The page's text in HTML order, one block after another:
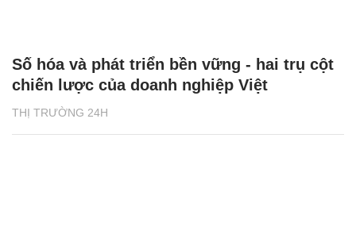
THỊ TRƯỜNG 24H
Số hóa và phát triển bền vững - hai trụ cột
chiến lược của doanh nghiệp Việt